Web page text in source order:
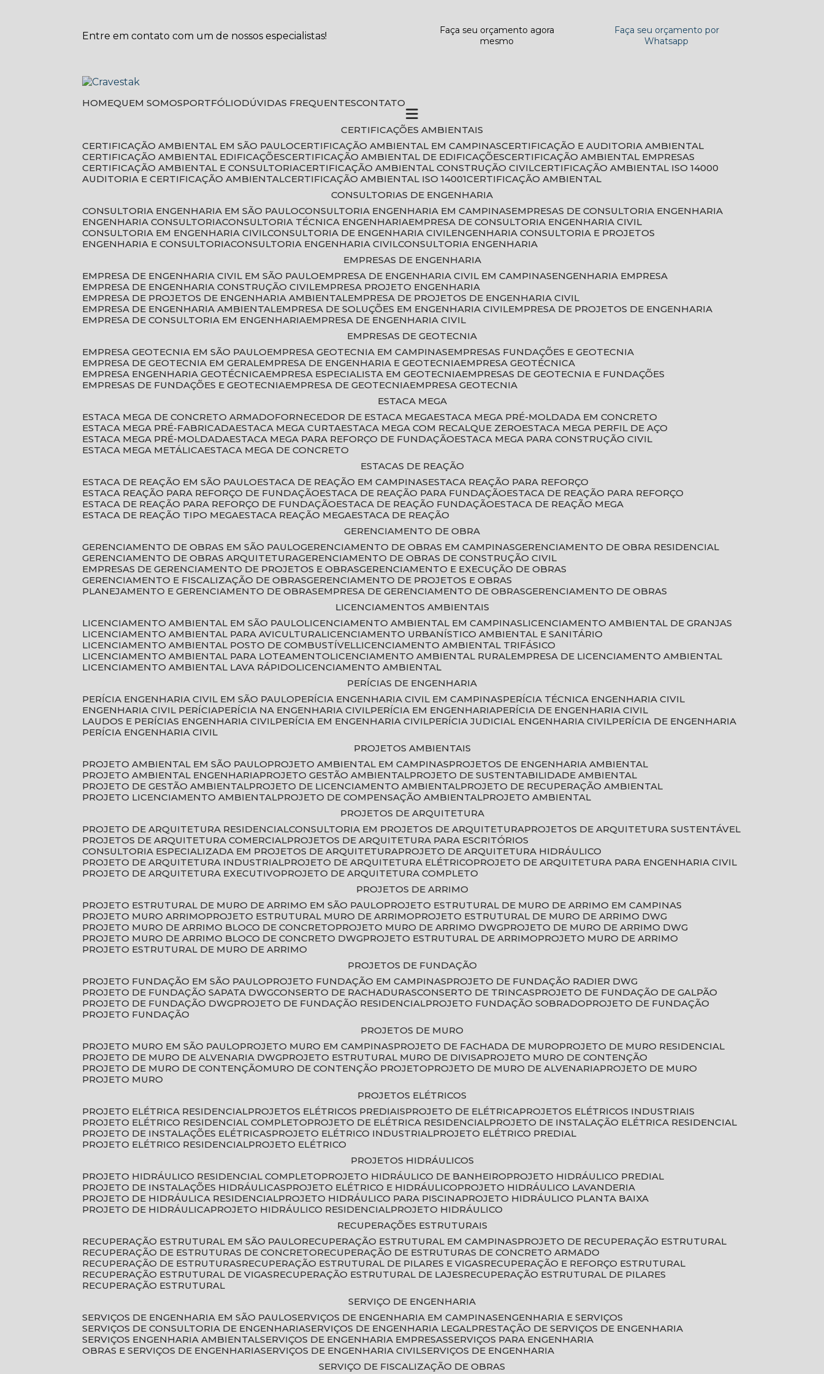
Entre em contato com um de nossos especialistas!
Faça seu orçamento agora
mesmo
Faça seu orçamento por
Whatsapp
HOME QUEM SOMOS PORTFÓLIO DÚVIDAS FREQUENTES CONTATO
CERTIFICAÇÕES AMBIENTAIS
CERTIFICAÇÃO AMBIENTAL EM SÃO PAULO
CERTIFICAÇÃO AMBIENTAL EM CAMPINAS
CERTIFICAÇÃO E AUDITORIA AMBIENTAL
CERTIFICAÇÃO AMBIENTAL EDIFICAÇÕES
CERTIFICAÇÃO AMBIENTAL DE EDIFICAÇÕES
CERTIFICAÇÃO AMBIENTAL EMPRESAS
CERTIFICAÇÃO AMBIENTAL E CONSULTORIA
CERTIFICAÇÃO AMBIENTAL CONSTRUÇÃO CIVIL
CERTIFICAÇÃO AMBIENTAL ISO 14000
AUDITORIA E CERTIFICAÇÃO AMBIENTAL
CERTIFICAÇÃO AMBIENTAL ISO 14001
CERTIFICAÇÃO AMBIENTAL
CONSULTORIAS DE ENGENHARIA
CONSULTORIA ENGENHARIA EM SÃO PAULO CONSULTORIA ENGENHARIA EM CAMPINAS
EMPRESAS DE CONSULTORIA ENGENHARIA
ENGENHARIA CONSULTORIA CONSULTORIA TÉCNICA ENGENHARIA EMPRESA DE CONSULTORIA ENGENHARIA CIVIL
CONSULTORIA EM ENGENHARIA CIVIL CONSULTORIA DE ENGENHARIA CIVIL ENGENHARIA CONSULTORIA E PROJETOS
ENGENHARIA E CONSULTORIA CONSULTORIA ENGENHARIA CIVIL CONSULTORIA ENGENHARIA
EMPRESAS DE ENGENHARIA
EMPRESA DE ENGENHARIA CIVIL EM SÃO PAULO
EMPRESA DE ENGENHARIA CIVIL EM CAMPINAS
ENGENHARIA EMPRESA
EMPRESA DE ENGENHARIA CONSTRUÇÃO CIVIL EMPRESA PROJETO ENGENHARIA
EMPRESA DE PROJETOS DE ENGENHARIA AMBIENTAL EMPRESA DE PROJETOS DE ENGENHARIA CIVIL
EMPRESA DE ENGENHARIA AMBIENTAL EMPRESA DE SOLUÇÕES EM ENGENHARIA CIVIL EMPRESA DE PROJETOS DE ENGENHARIA
EMPRESA DE CONSULTORIA EM ENGENHARIA EMPRESA DE ENGENHARIA CIVIL
EMPRESAS DE GEOTECNIA
EMPRESA GEOTECNIA EM SÃO PAULO
EMPRESA GEOTECNIA EM CAMPINAS
EMPRESAS FUNDAÇÕES E GEOTECNIA
EMPRESA DE GEOTECNIA EM GERAL EMPRESA DE ENGENHARIA E GEOTECNIA EMPRESA GEOTÉCNICA
EMPRESA ENGENHARIA GEOTÉCNICA EMPRESA ESPECIALISTA EM GEOTECNIA EMPRESAS DE GEOTECNIA E FUNDAÇÕES
EMPRESAS DE FUNDAÇÕES E GEOTECNIA EMPRESA DE GEOTECNIA EMPRESA GEOTECNIA
ESTACA MEGA
ESTACA MEGA DE CONCRETO ARMADO
FORNECEDOR DE ESTACA MEGA ESTACA MEGA PRÉ-MOLDADA EM CONCRETO
ESTACA MEGA PRÉ-FABRICADA ESTACA MEGA CURTA ESTACA MEGA COM RECALQUE ZERO
ESTACA MEGA PERFIL DE AÇO
ESTACA MEGA PRÉ-MOLDADA ESTACA MEGA PARA REFORÇO DE FUNDAÇÃO
ESTACA MEGA PARA CONSTRUÇÃO CIVIL
ESTACA MEGA METÁLICA ESTACA MEGA DE CONCRETO
ESTACAS DE REAÇÃO
ESTACA DE REAÇÃO EM SÃO PAULO
ESTACA DE REAÇÃO EM CAMPINAS
ESTACA REAÇÃO PARA REFORÇO
ESTACA REAÇÃO PARA REFORÇO DE FUNDAÇÃO
ESTACA DE REAÇÃO PARA FUNDAÇÃO
ESTACA DE REAÇÃO PARA REFORÇO
ESTACA DE REAÇÃO PARA REFORÇO DE FUNDAÇÃO
ESTACA DE REAÇÃO FUNDAÇÃO
ESTACA DE REAÇÃO MEGA
ESTACA DE REAÇÃO TIPO MEGA ESTACA REAÇÃO MEGA ESTACA DE REAÇÃO
GERENCIAMENTO DE OBRA
GERENCIAMENTO DE OBRAS EM SÃO PAULO
GERENCIAMENTO DE OBRAS EM CAMPINAS
GERENCIAMENTO DE OBRA RESIDENCIAL
GERENCIAMENTO DE OBRAS ARQUITETURA
GERENCIAMENTO DE OBRAS DE CONSTRUÇÃO CIVIL
EMPRESAS DE GERENCIAMENTO DE PROJETOS E OBRAS
GERENCIAMENTO E EXECUÇÃO DE OBRAS
GERENCIAMENTO E FISCALIZAÇÃO DE OBRAS
GERENCIAMENTO DE PROJETOS E OBRAS
PLANEJAMENTO E GERENCIAMENTO DE OBRAS
EMPRESA DE GERENCIAMENTO DE OBRAS
GERENCIAMENTO DE OBRAS
LICENCIAMENTOS AMBIENTAIS
LICENCIAMENTO AMBIENTAL EM SÃO PAULO LICENCIAMENTO AMBIENTAL EM CAMPINAS LICENCIAMENTO AMBIENTAL DE GRANJAS
LICENCIAMENTO AMBIENTAL PARA AVICULTURA LICENCIAMENTO URBANÍSTICO AMBIENTAL E SANITÁRIO
LICENCIAMENTO AMBIENTAL POSTO DE COMBUSTÍVEL LICENCIAMENTO AMBIENTAL TRIFÁSICO
LICENCIAMENTO AMBIENTAL PARA LOTEAMENTO LICENCIAMENTO AMBIENTAL RURAL EMPRESA DE LICENCIAMENTO AMBIENTAL
LICENCIAMENTO AMBIENTAL LAVA RÁPIDO LICENCIAMENTO AMBIENTAL
PERÍCIAS DE ENGENHARIA
PERÍCIA ENGENHARIA CIVIL EM SÃO PAULO
PERÍCIA ENGENHARIA CIVIL EM CAMPINAS
PERÍCIA TÉCNICA ENGENHARIA CIVIL
ENGENHARIA CIVIL PERÍCIA
PERÍCIA NA ENGENHARIA CIVIL PERÍCIA EM ENGENHARIA
PERÍCIA DE ENGENHARIA CIVIL
LAUDOS E PERÍCIAS ENGENHARIA CIVIL
PERÍCIA EM ENGENHARIA CIVIL PERÍCIA JUDICIAL ENGENHARIA CIVIL
PERÍCIA DE ENGENHARIA
PERÍCIA ENGENHARIA CIVIL
PROJETOS AMBIENTAIS
PROJETO AMBIENTAL EM SÃO PAULO
PROJETO AMBIENTAL EM CAMPINAS
PROJETOS DE ENGENHARIA AMBIENTAL
PROJETO AMBIENTAL ENGENHARIA
PROJETO GESTÃO AMBIENTAL
PROJETO DE SUSTENTABILIDADE AMBIENTAL
PROJETO DE GESTÃO AMBIENTAL
PROJETO DE LICENCIAMENTO AMBIENTAL
PROJETO DE RECUPERAÇÃO AMBIENTAL
PROJETO LICENCIAMENTO AMBIENTAL
PROJETO DE COMPENSAÇÃO AMBIENTAL
PROJETO AMBIENTAL
PROJETOS DE ARQUITETURA
PROJETO DE ARQUITETURA RESIDENCIAL CONSULTORIA EM PROJETOS DE ARQUITETURA
PROJETOS DE ARQUITETURA SUSTENTÁVEL
PROJETOS DE ARQUITETURA COMERCIAL
PROJETOS DE ARQUITETURA PARA ESCRITÓRIOS
CONSULTORIA ESPECIALIZADA EM PROJETOS DE ARQUITETURA
PROJETO DE ARQUITETURA HIDRÁULICO
PROJETO DE ARQUITETURA INDUSTRIAL
PROJETO DE ARQUITETURA ELÉTRICO
PROJETO DE ARQUITETURA PARA ENGENHARIA CIVIL
PROJETO DE ARQUITETURA EXECUTIVO
PROJETO DE ARQUITETURA COMPLETO
PROJETOS DE ARRIMO
PROJETO ESTRUTURAL DE MURO DE ARRIMO EM SÃO PAULO
PROJETO ESTRUTURAL DE MURO DE ARRIMO EM CAMPINAS
PROJETO MURO ARRIMO
PROJETO ESTRUTURAL MURO DE ARRIMO
PROJETO ESTRUTURAL DE MURO DE ARRIMO DWG
PROJETO MURO DE ARRIMO BLOCO DE CONCRETO
PROJETO MURO DE ARRIMO DWG
PROJETO DE MURO DE ARRIMO DWG
PROJETO MURO DE ARRIMO BLOCO DE CONCRETO DWG
PROJETO ESTRUTURAL DE ARRIMO
PROJETO MURO DE ARRIMO
PROJETO ESTRUTURAL DE MURO DE ARRIMO
PROJETOS DE FUNDAÇÃO
PROJETO FUNDAÇÃO EM SÃO PAULO
PROJETO FUNDAÇÃO EM CAMPINAS
PROJETO DE FUNDAÇÃO RADIER DWG
PROJETO DE FUNDAÇÃO SAPATA DWG CONSERTO DE RACHADURAS CONSERTO DE TRINCAS
PROJETO DE FUNDAÇÃO DE GALPÃO
PROJETO DE FUNDAÇÃO DWG
PROJETO DE FUNDAÇÃO RESIDENCIAL PROJETO FUNDAÇÃO SOBRADO
PROJETO DE FUNDAÇÃO
PROJETO FUNDAÇÃO
PROJETOS DE MURO
PROJETO MURO EM SÃO PAULO
PROJETO MURO EM CAMPINAS PROJETO DE FACHADA DE MURO
PROJETO DE MURO RESIDENCIAL
PROJETO DE MURO DE ALVENARIA DWG
PROJETO ESTRUTURAL MURO DE DIVISA
PROJETO MURO DE CONTENÇÃO
PROJETO DE MURO DE CONTENÇÃO
MURO DE CONTENÇÃO PROJETO PROJETO DE MURO DE ALVENARIA
PROJETO DE MURO
PROJETO MURO
PROJETOS ELÉTRICOS
PROJETO ELÉTRICA RESIDENCIAL
PROJETOS ELÉTRICOS PREDIAIS PROJETO DE ELÉTRICA
PROJETOS ELÉTRICOS INDUSTRIAIS
PROJETO ELÉTRICO RESIDENCIAL COMPLETO
PROJETO DE ELÉTRICA RESIDENCIAL
PROJETO DE INSTALAÇÃO ELÉTRICA RESIDENCIAL
PROJETO DE INSTALAÇÕES ELÉTRICAS
PROJETO ELÉTRICO INDUSTRIAL
PROJETO ELÉTRICO PREDIAL
PROJETO ELÉTRICO RESIDENCIAL
PROJETO ELÉTRICO
PROJETOS HIDRÁULICOS
PROJETO HIDRÁULICO RESIDENCIAL COMPLETO
PROJETO HIDRÁULICO DE BANHEIRO
PROJETO HIDRÁULICO PREDIAL
PROJETO DE INSTALAÇÕES HIDRÁULICAS
PROJETO ELÉTRICO E HIDRÁULICO
PROJETO HIDRÁULICO LAVANDERIA
PROJETO DE HIDRÁULICA RESIDENCIAL
PROJETO HIDRÁULICO PARA PISCINA
PROJETO HIDRÁULICO PLANTA BAIXA
PROJETO DE HIDRÁULICA
PROJETO HIDRÁULICO RESIDENCIAL
PROJETO HIDRÁULICO
RECUPERAÇÕES ESTRUTURAIS
RECUPERAÇÃO ESTRUTURAL EM SÃO PAULO
RECUPERAÇÃO ESTRUTURAL EM CAMPINAS
PROJETO DE RECUPERAÇÃO ESTRUTURAL
RECUPERAÇÃO DE ESTRUTURAS DE CONCRETO
RECUPERAÇÃO DE ESTRUTURAS DE CONCRETO ARMADO
RECUPERAÇÃO DE ESTRUTURAS
RECUPERAÇÃO ESTRUTURAL DE PILARES E VIGAS
RECUPERAÇÃO E REFORÇO ESTRUTURAL
RECUPERAÇÃO ESTRUTURAL DE VIGAS
RECUPERAÇÃO ESTRUTURAL DE LAJES
RECUPERAÇÃO ESTRUTURAL DE PILARES
RECUPERAÇÃO ESTRUTURAL
SERVIÇO DE ENGENHARIA
SERVIÇOS DE ENGENHARIA EM SÃO PAULO SERVIÇOS DE ENGENHARIA EM CAMPINAS
ENGENHARIA E SERVIÇOS
SERVIÇOS DE CONSULTORIA DE ENGENHARIA SERVIÇOS DE ENGENHARIA LEGAL
PRESTAÇÃO DE SERVIÇOS DE ENGENHARIA
SERVIÇOS ENGENHARIA AMBIENTAL SERVIÇOS DE ENGENHARIA EMPRESAS SERVIÇOS PARA ENGENHARIA
OBRAS E SERVIÇOS DE ENGENHARIA SERVIÇOS DE ENGENHARIA CIVIL SERVIÇOS DE ENGENHARIA
SERVIÇO DE FISCALIZAÇÃO DE OBRAS